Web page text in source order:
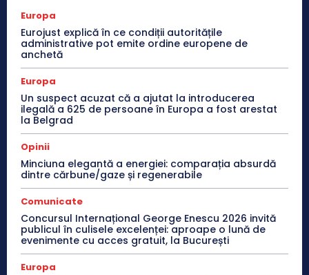
Europa
Eurojust explică în ce condiții autoritățile
administrative pot emite ordine europene de
anchetă
Europa
Un suspect acuzat că a ajutat la introducerea
ilegală a 625 de persoane în Europa a fost arestat
la Belgrad
Opinii
Minciuna elegantă a energiei: comparația absurdă
dintre cărbune/gaze și regenerabile
Comunicate
Concursul Internațional George Enescu 2026 invită
publicul în culisele excelenței: aproape o lună de
evenimente cu acces gratuit, la București
Europa